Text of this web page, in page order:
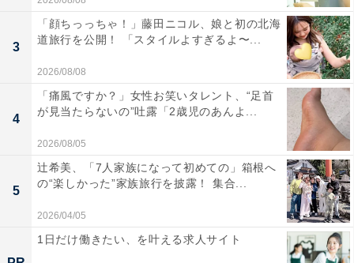
3
「顔ちっっちゃ！」藤田ニコル、娘と初の北海
道旅行を公開！ 「スタイルよすぎるよ〜...
2026/08/08
4
「痛風ですか？」女性お笑いタレント、“足首
が見当たらないの”吐露「2歳児のあんよ...
2026/08/05
5
辻希美、「7人家族になって初めての」箱根へ
の“楽しかった”家族旅行を披露！ 集合...
2026/04/05
1日だけ働きたい、を叶える求人サイト